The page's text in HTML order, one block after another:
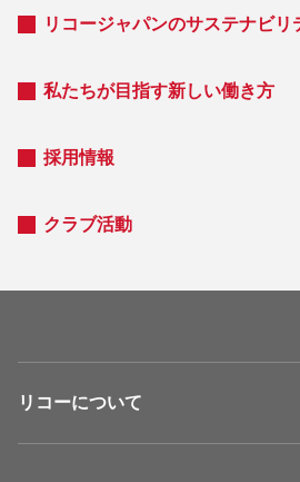
リコージャパンのサステナビリ
私たちが目指す新しい働き方
採用情報
クラブ活動
リコーについて